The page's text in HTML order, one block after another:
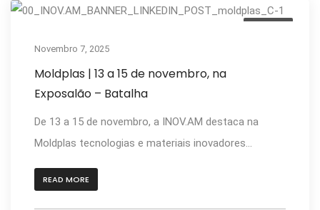
Novembro 7, 2025
Moldplas | 13 a 15 de novembro, na
Exposalão – Batalha
De 13 a 15 de novembro, a INOV.AM destaca na
Moldplas tecnologias e materiais inovadores...
READ MORE